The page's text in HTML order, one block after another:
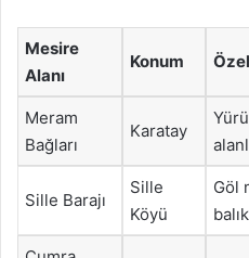
Mesire
Alanı
Konum
Meram
Bağları
Karatay
Sille Barajı
Sille
Köyü
Göl